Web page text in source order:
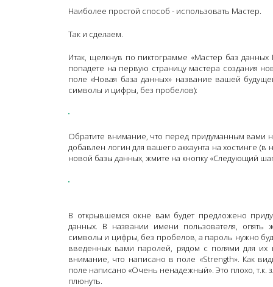
Наиболее простой способ - использовать Мастер.
Так и сделаем.
Итак, щелкнув по пиктограмме «Мастер баз
попадете на первую страницу мастера создания
поле «Новая база данных» название вашей
символы и цифры, без пробелов):
Обратите внимание, что перед придуманным вами
добавлен логин для вашего аккаунта на хостинге
новой базы данных, жмите на кнопку «Следующий
В открывшемся окне вам будет предложено
данных. В названии имени пользователя, опять
символы и цифры, без пробелов, а пароль нужно
введенных вами паролей, рядом с полями для их
внимание, что написано в поле «Strength». Как
поле написано «Очень ненадежный». Это плохо, т.к.
плюнуть.